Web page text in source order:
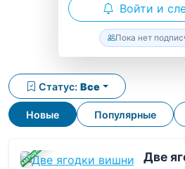
Войти и
Пока нет
Новые Популярные
Статус: Все
ЗАВЕРШЕНА Две